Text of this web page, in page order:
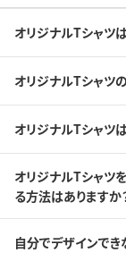
オリジナルTシャツ
オリジナルTシャツ
オリジナルTシャツ
オリジナルTシャツ
る方法はありますか
自分でデザインでき